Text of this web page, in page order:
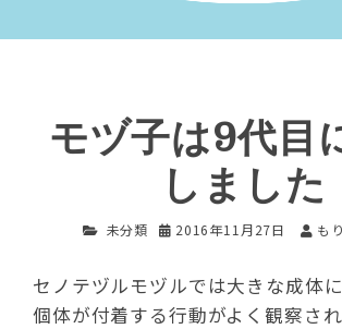
モヅ子は9代目
しました
未分類 2016年11月27日 も
セノテヅルモヅルでは大きな成体
個体が付着する行動がよく観察され